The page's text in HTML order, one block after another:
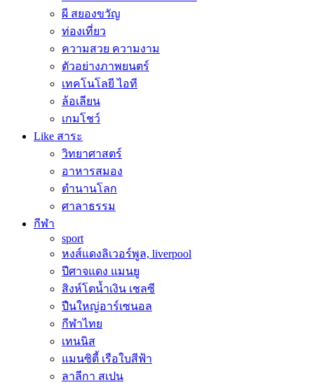
ผี สยองขวัญ
ท่องเที่ยว
ความสวย ความงาม
ตัวอย่างภาพยนตร์
เทคโนโลยี ไอที
ล้อเลียน
เกมโชว์
Like สาระ
วิทยาศาสตร์
อาหารสมอง
ตำนานโลก
ศาลาธรรม
กีฬา
sport
หงส์แดงลิเวอร์พูล, liverpool
ปีศาจแดง แมนยู
สิงห์โตน้ำเงิน เชลซี
ปืนใหญ่อาร์เซนอล
กีฬาไทย
เทนนิส
แมนซิตี้ เรือใบสีฟ้า
ลาลีกา สเปน